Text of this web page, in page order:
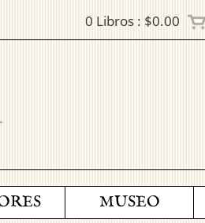
0 Libros : $0.00
MUSEO